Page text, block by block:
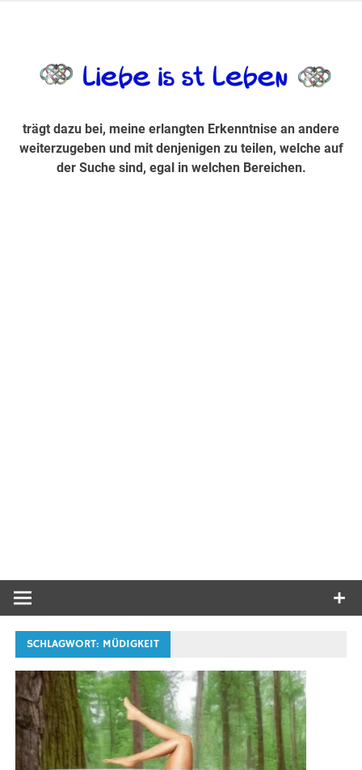
Suche sind, egal in welchen Bereichen.
trägt dazu bei, meine erlangten Erkenntnise an andere
weiterzugeben und mit denjenigen zu teilen, welche auf
der Suche sind, egal in welchen Bereichen.
SCHLAGWORT: MÜDIGKEIT